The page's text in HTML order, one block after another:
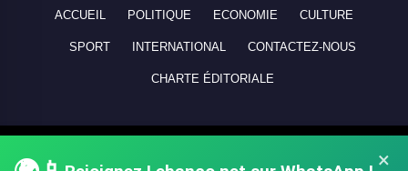
×
ACCUEIL POLITIQUE ECONOMIE CULTURE
SPORT INTERNATIONAL CONTACTEZ-NOUS
CHARTE ÉDITORIALE
réservés - All rights reserved.